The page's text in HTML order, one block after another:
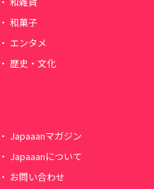
和菓子
エンタメ
歴史・文化
Japaaanマガジン
Japaaanについて
お問い合わせ